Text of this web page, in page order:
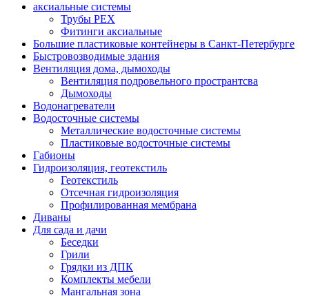
аксиальные системы
Трубы PEX
Фитинги аксиальные
Большие пластиковые контейнеры в Санкт-Петербурге
Быстровозводимые здания
Вентиляция дома, дымоходы
Вентиляция подровельного пространтсва
Дымоходы
Водонагреватели
Водосточные системы
Металлические водосточные системы
Пластиковые водосточные системы
Габионы
Гидроизоляция, геотекстиль
Геотекстиль
Отсечная гидроизоляция
Профилированная мембрана
Диваны
Для сада и дачи
Беседки
Грили
Грядки из ДПК
Комплекты мебели
Мангальная зона